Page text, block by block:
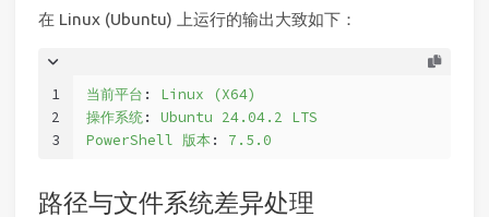
在 Linux (Ubuntu) 上运行的输出大致如下：
1
2
3
当前平台 :
Linux (X64)
操作系统:
Ubuntu 24.04.2 LTS
PowerShell 版本: 7.5.0
路径与文件系统差异处理